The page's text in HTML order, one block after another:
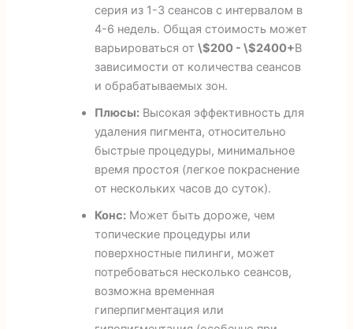
серия из 1-3 сеансов с интервалом в
4-6 недель. Общая стоимость может
варьироваться от \$200 - \$2400+В
зависимости от количества сеансов
и обрабатываемых зон.
Плюсы:Высокая эффективность для
удаления пигмента, относительно
быстрые процедуры, минимальное
время простоя (легкое покраснение
от нескольких часов до суток).
Конс:Может быть дороже, чем
топические процедуры или
поверхностные пилинги, может
потребоваться несколько сеансов,
возможна временная
гиперпигментация или